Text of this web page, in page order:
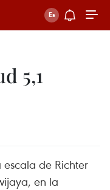
5,1
de Richter
en la